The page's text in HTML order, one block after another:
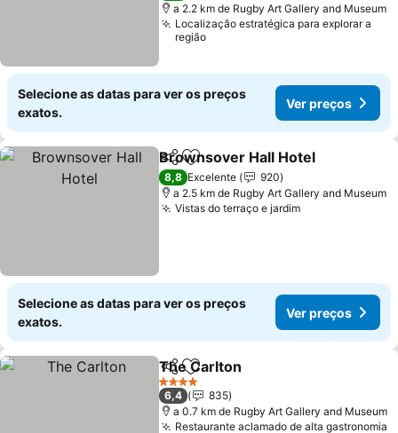
a 2.2 km de Rugby Art Gallery and Museum
Localização estratégica para explorar a
região
Selecione as datas para ver os preços
exatos.
Ver preços
PartilharAdicionar aos favoritos
Brownsover Hall Hotel
8,8 Excelente
920
a 2.5 km de Rugby Art Gallery and Museum
Vistas do terraço e jardimVer preços
Selecione as datas para ver os preços
exatos.
Ver preços
PartilharAdicionar aos favoritos
The Carlton
4 Estrelas
6,4
835
a 0.7 km de Rugby Art Gallery and Museum
Restaurante aclamado de alta gastronomia